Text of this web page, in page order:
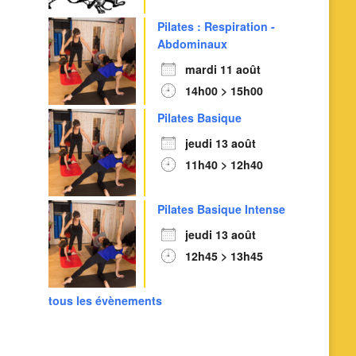
Pilates : Respiration -
Abdominaux
mardi 11 août
14h00 > 15h00
Pilates Basique
jeudi 13 août
11h40 > 12h40
Pilates Basique Intense
jeudi 13 août
12h45 > 13h45
tous les évènements